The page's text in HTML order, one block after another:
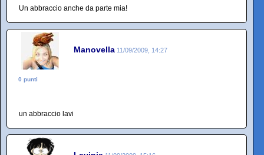
Un abbraccio anche da parte mia!
Manovella 11/09/2009, 14:27
0 punti
un abbraccio lavi